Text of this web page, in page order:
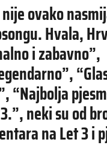
ovako
Hvala,
i zabavno”,
“Najbolja
neki su od
na Let 3 i